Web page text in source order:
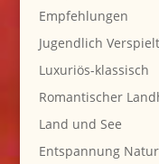
Empfehlungen
Jugendlich Verspielt
Luxuriös-klassisch
Romantischer
Land und See
Entspannung